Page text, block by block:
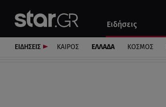
Ειδήσεις
Αυτοκίνητο
ΕΙΔΗΣΕΙΣ ΚΑΙΡΟΣ ΕΛΛΑΔΑ ΚΟΣΜΟΣ